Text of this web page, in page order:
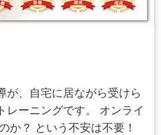
が、自宅に居ながら受けら
レーニングです。 オンライ
か？ という不安は不要！